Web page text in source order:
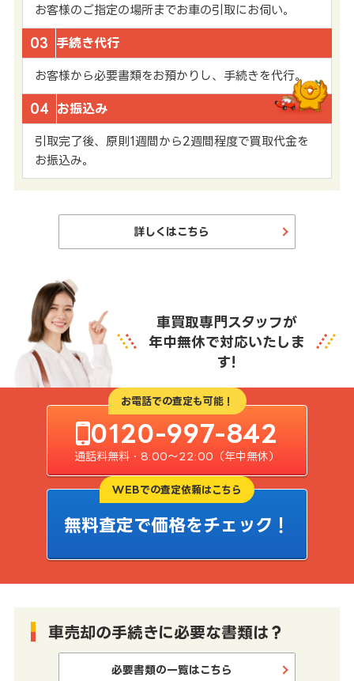
お客様のご指定の場所までお車の引取にお伺い。
03 手続き代行
お客様から必要書類をお預かりし、手続きを代行。
04 お振込み
引取完了後、原則1週間から2週間程度で買取代金を
お振込み。
詳しくはこちら
車買取専門スタッフが
年中無休で対応いたしま
す!
お電話での査定も可能！
0120-997-842
通話料無料・8:00〜22:00（年中無休）
WEBでの査定依頼はこちら
無料査定で価格をチェック！
車売却の手続きに必要な書類は？
必要書類の一覧はこちら